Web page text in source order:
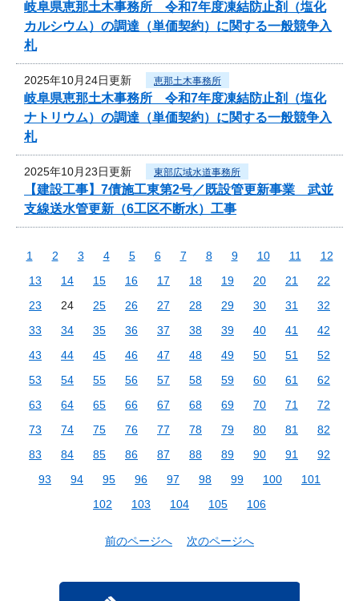
岐阜県恵那土木事務所 令和7年度凍結防止剤（塩化
カルシウム）の調達（単価契約）に関する一般競争入
札
2025年10月24日更新 恵那土木事務所
岐阜県恵那土木事務所 令和7年度凍結防止剤（塩化
ナトリウム）の調達（単価契約）に関する一般競争入
札
2025年10月23日更新 東部広域水道事務所
【建設工事】7債施工東第2号／既設管更新事業 武並
支線送水管更新（6工区不断水）工事
1 2 3 4 5 6 7 8 9 10 11
12
13
14 15 16 17 18 19 20 21
22
23
24 25 26 27 28 29 30 31
32
33
34 35 36 37 38 39 40 41
42
43
44 45 46 47 48 49 50 51
52
53
54 55 56 57 58 59 60 61
62
63
64 65 66 67 68 69 70 71
72
73
74 75 76 77 78 79 80 81
82
83
84 85 86 87 88 89 90 91
92
93
94 95 96 97 98 99 100
101
102
103 104 105 106
前のページへ 次のページへ